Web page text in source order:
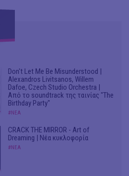
Don't Let Me Be Misunderstood |
Alexandros Livitsanos, Willem
Dafoe, Czech Studio Orchestra |
Από το soundtrack της ταινίας "The
Birthday Party"
#ΝΕΑ
CRACK THE MIRROR - Art of
Dreaming | Νέα κυκλοφορία
#ΝΕΑ